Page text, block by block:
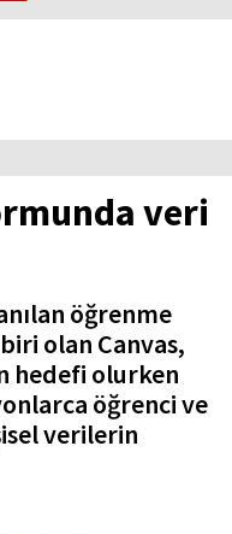
veri
öğrenme
olan Canvas,
hedefi olurken
öğrenci ve
verilerin